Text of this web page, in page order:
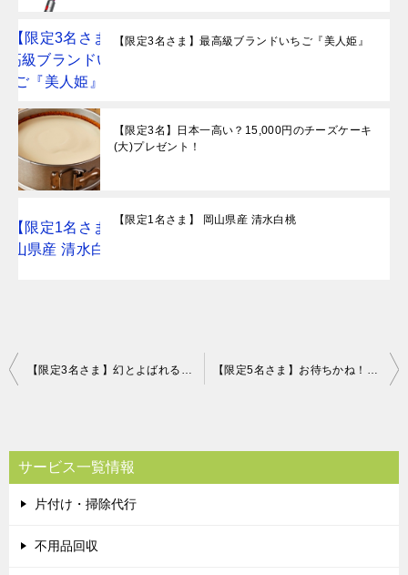
【限定3名さま】最高級ブランドいちご『美人姫』
【限定3名】日本一高い？15,000円のチーズケーキ
(大)プレゼント！
【限定1名さま】 岡山県産 清水白桃
投
ビ
ゲ
ー
シ
【限定3名さま】幻とよばれる梨「かおり」 【限定5名さま】お待ちかね！解禁！2018年ボジョレーヌーボー2本セット
サービス一覧情報
片付け・掃除代行
不用品回収